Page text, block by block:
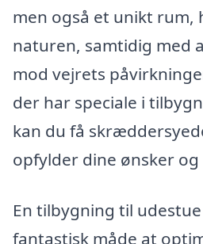
men også et unikt rum,
naturen, samtidig med
mod vejrets
der har speciale i
kan du få
opfylder dine ønsker og
En tilbygning til
fantastisk måde at